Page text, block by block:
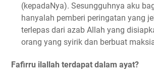
(kepadaNya). Sesungguhnya aku
hanyalah pemberi peringatan yang
terlepas dari azab Allah yang
orang yang syirik dan berbuat
Fafirru ilallah terdapat dalam ayat?